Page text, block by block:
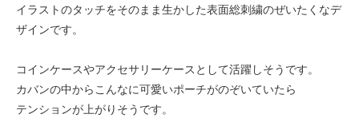
イラストのタッチをそのまま生かした表面総刺繍のぜいたくなデ
ザインです。
コインケースやアクセサリーケースとして活躍しそうです。
カバンの中からこんなに可愛いポーチがのぞいていたら
テンションが上がりそうです。